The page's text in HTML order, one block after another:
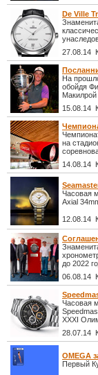
De Ville
27.08.14
На
обойдя
15.08.14
на
14.08.14
Часовая
Axial
12.08.14
до 2022
06.08.14
Часовая
XXXI
28.07.14
OMEGA
Первый